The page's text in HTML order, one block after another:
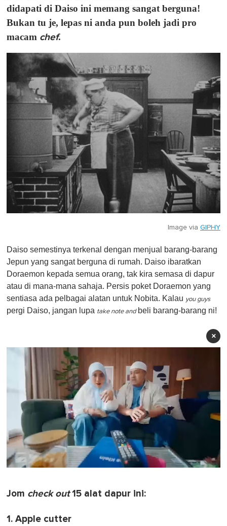
didapati di Daiso ini memang sangat berguna!
Bukan tu je, lepas ni anda pun boleh jadi pro
macam chef.
Image via GIPHY
Daiso semestinya terkenal dengan menjual barang-barang
Jepun yang sangat berguna di rumah. Daiso ibaratkan
Doraemon kepada semua orang, tak kira semasa di dapur
atau di mana-mana sahaja. Persis poket Doraemon yang
sentiasa ada pelbagai alatan untuk Nobita. Kalau you guys
pergi Daiso, jangan lupa take note andbeli barang-barang ni!
×
1
n
Jom check out15 alat dapur ini:
1. Apple cutter